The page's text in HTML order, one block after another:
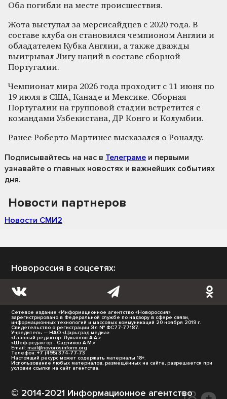
Оба погибли на месте происшествия.
Жота выступал за мерсисайдцев с 2020 года. В
составе клуба он становился чемпионом Англии и
обладателем Кубка Англии, а также дважды
выигрывал Лигу наций в составе сборной
Португалии.
Чемпионат мира 2026 года проходит с 11 июня по
19 июля в США, Канаде и Мексике. Сборная
Португалии на групповой стадии встретится с
командами Узбекистана, ДР Конго и Колумбии.
Ранее Роберто Мартинес высказался о Роналду.
Подписывайтесь на нас в Телеграме и первыми
узнавайте о главных новостях и важнейших событиях
дня.
Новости партнеров
Новости СМИ2
Новороссия в соцсетях:
Сетевое издание «Информационное агентство «Новороссия»
зарегистрировано в Федеральной службе по надзору в сфере связи,
информационных технологий и массовых коммуникаций 20 ноября 2019 г.
Свидетельство о регистрации Эл № ФС77-77187.
Учредитель — НАО «Царьград медиа».
«Главный редактор- Лукьянов А.А.»
«Шеф-редактор - Садчиков А.М.»
Email: mail@novorosinform.org
Телефон: +7 (495) 374-77-73
Настоящий ресурс может содержать материалы 18+.
Использование любых материалов, размещённых на сайте, разрешается при
условии ссылки на сайт агентства.
© 2014-2021 Информационное агентство